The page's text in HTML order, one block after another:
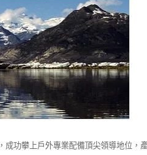
功攀上戶外專業配備頂尖領導地位